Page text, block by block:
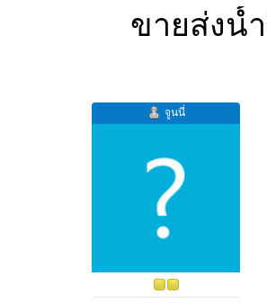
ขายส่งน้
จูนนี่